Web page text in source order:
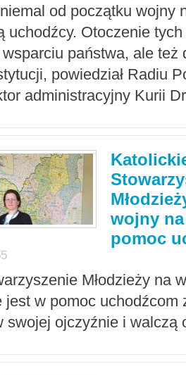
od początku wojny
uchodźcy. Otoczenie
państwa, ale też
powiedział Radiu
administracyjny Kurii
wojny
pomoc
Młodzieży na
jest w pomoc uchodźcom
swojej ojczyźnie i walczą